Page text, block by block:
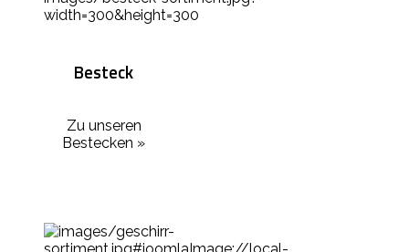
Besteck
Zu unseren
Bestecken »